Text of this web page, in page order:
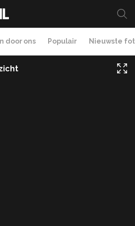
door ons Populair Nieuwste